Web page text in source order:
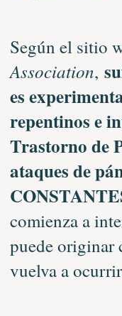
Según el sitio
Association,
es
repentinos e
Trastorno de
ataques de
comienza a
puede originar
vuelva a